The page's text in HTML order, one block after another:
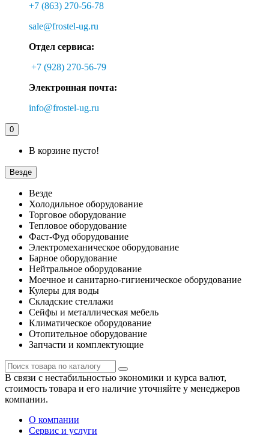
+7 (863) 270-56-78
sale@frostel-ug.ru
Отдел сервиса:
+7 (928) 270-56-79
Электронная почта:
info@frostel-ug.ru
0
В корзине пусто!
Везде
Везде
Холодильное оборудование
Торговое оборудование
Тепловое оборудование
Фаст-Фуд оборудование
Электромеханическое оборудование
Барное оборудование
Нейтральное оборудование
Моечное и санитарно-гигиеническое оборудование
Кулеры для воды
Складские стеллажи
Сейфы и металлическая мебель
Климатическое оборудование
Отопительное оборудование
Запчасти и комплектующие
В связи с нестабильностью экономики и курса валют,
стоимость товара и его наличие уточняйте у менеджеров
компании.
О компании
Сервис и услуги